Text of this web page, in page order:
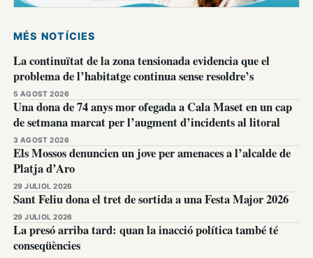
MÉS NOTÍCIES
La continuïtat de la zona tensionada evidencia que el
problema de l’habitatge continua sense resoldre’s
5 AGOST 2026
Una dona de 74 anys mor ofegada a Cala Maset en un cap
de setmana marcat per l’augment d’incidents al litoral
3 AGOST 2026
Els Mossos denuncien un jove per amenaces a l’alcalde de
Platja d’Aro
29 JULIOL 2026
Sant Feliu dona el tret de sortida a una Festa Major 2026
29 JULIOL 2026
La presó arriba tard: quan la inacció política també té
conseqüències